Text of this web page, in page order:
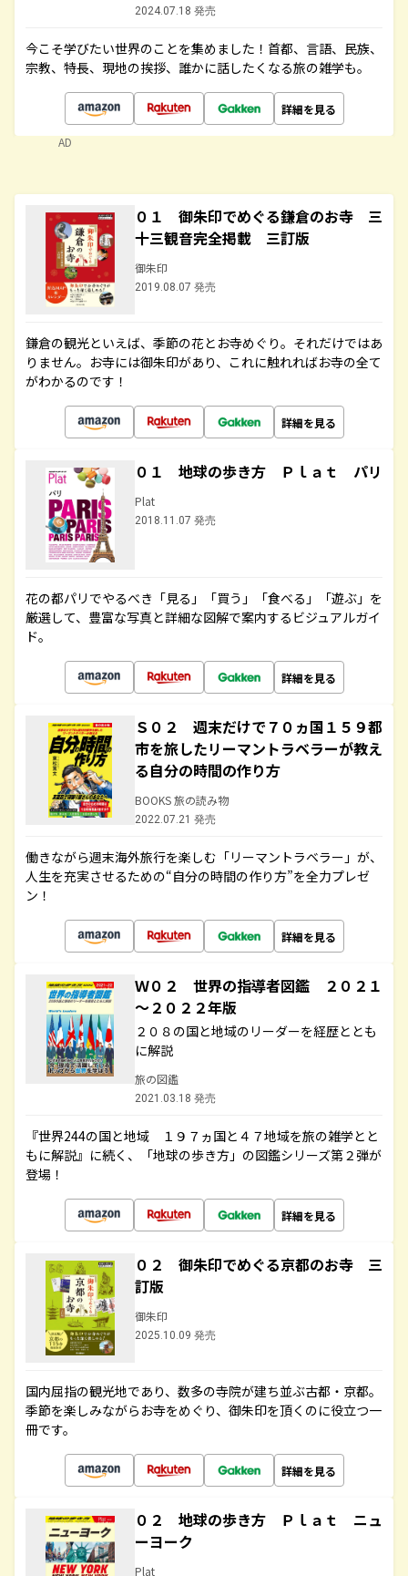
2024.07.18 発売
今こそ学びたい世界のことを集めました！首都、言語、民族、
宗教、特長、現地の挨拶、誰かに話したくなる旅の雑学も。
詳細を見る
AD
０１ 御朱印でめぐる鎌倉のお寺 三
十三観音完全掲載 三訂版
御朱印
2019.08.07 発売
鎌倉の観光といえば、季節の花とお寺めぐり。それだけではあ
りません。お寺には御朱印があり、これに触れればお寺の全て
がわかるのです！
詳細を見る
０１ 地球の歩き方 Ｐｌａｔ パリ
Plat
2018.11.07 発売
花の都パリでやるべき「見る」「買う」「食べる」「遊ぶ」を
厳選して、豊富な写真と詳細な図解で案内するビジュアルガイ
ド。
詳細を見る
Ｓ０２ 週末だけで７０ヵ国１５９都
市を旅したリーマントラベラーが教え
る自分の時間の作り方
BOOKS 旅の読み物
2022.07.21 発売
働きながら週末海外旅行を楽しむ「リーマントラベラー」が、
人生を充実させるための“自分の時間の作り方”を全力プレゼ
ン！
詳細を見る
Ｗ０２ 世界の指導者図鑑 ２０２１
～２０２２年版
２０８の国と地域のリーダーを経歴ととも
に解説
旅の図鑑
2021.03.18 発売
『世界244の国と地域 １９７ヵ国と４７地域を旅の雑学とと
もに解説』に続く、「地球の歩き方」の図鑑シリーズ第２弾が
登場！
詳細を見る
０２ 御朱印でめぐる京都のお寺 三
訂版
御朱印
2025.10.09 発売
国内屈指の観光地であり、数多の寺院が建ち並ぶ古都・京都。
季節を楽しみながらお寺をめぐり、御朱印を頂くのに役立つ一
冊です。
詳細を見る
０２ 地球の歩き方 Ｐｌａｔ ニュ
ーヨーク
Plat